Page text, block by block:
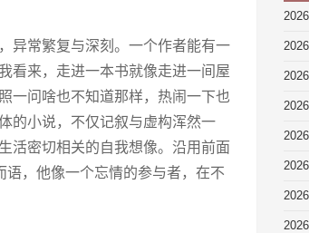
异常繁复与深刻。一个作者能有一
看来，走进一本书就像走进一间屋
一问啥也不知道那样，热闹一下也
的小说，不仅记叙与虚构浑然一
活密切相关的自我想像。沿用前面
语，他像一个忘情的参与者，在不